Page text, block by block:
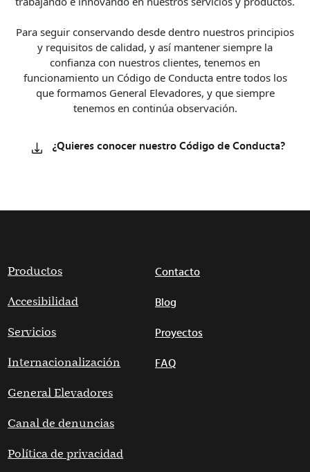
Para seguir conservando desde dentro nuestros principios
y requisitos de calidad, y así mantener siempre la
confianza con nuestros clientes, tenemos en
funcionamiento un Código de Conducta entre todos los
que formamos General Elevadores, y que siempre
tenemos en continúa observación.
¿Quieres conocer nuestro Código de Conducta?
Productos
Accesibilidad
Servicios
Internacionalización
General Elevadores
Canal de denuncias
Política de privacidad
Contacto
Blog
Proyectos
FAQ